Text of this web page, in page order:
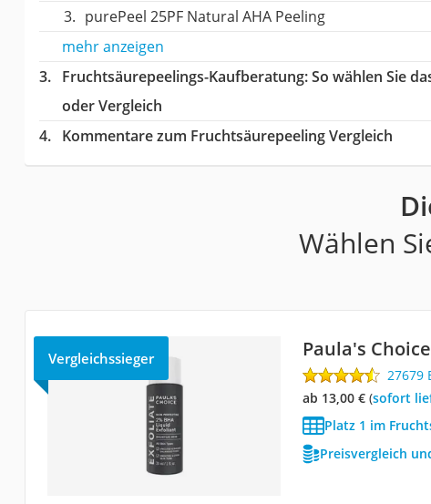
purePeel 25PF Natural AHA Peeling
mehr anzeigen
Fruchtsäurepeelings-Kaufberatung: So wählen Sie
oder Vergleich
Kommentare zum Fruchtsäurepeeling Vergleich
Wählen
Vergleichssieger Paula's
27679
ab 13,00 €( Sofort
Platz 1 im
Preisvergleich